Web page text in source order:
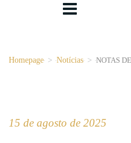
Homepage > Notícias > NOTAS
15 de agosto de 2025